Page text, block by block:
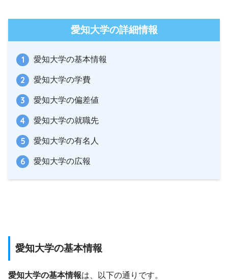
愛知大学の詳細情報
愛知大学の基本情報
愛知大学の学費
愛知大学の偏差値
愛知大学の就職先
愛知大学の有名人
愛知大学の広報
愛知大学の基本情報
愛知大学の基本情報は、以下の通りです。